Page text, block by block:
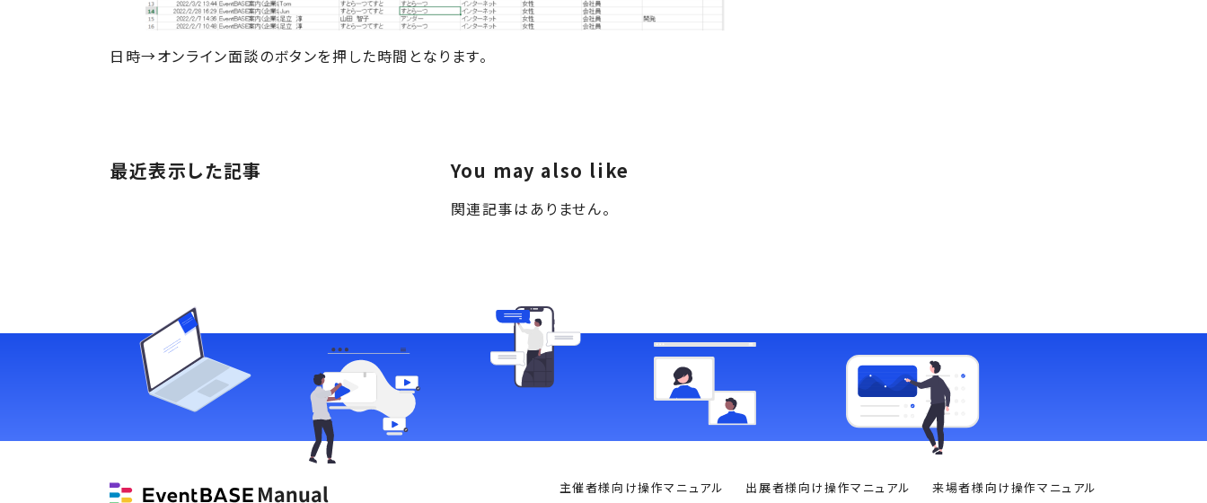
日時→オンライン面談のボタンを押した時間となります。
最近表示した記事 You may also like
関連記事はありません。
主催者様向け操作マニュアル 出展者様向け操作マニュアル 来場者様向け操作マニュアル